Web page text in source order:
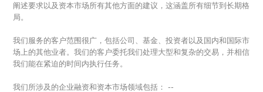
阐述要求以及资本市场所有其他方面的建议，这涵盖所有细节到长期格
局。
我们服务的客户范围很广，包括公司、基金、投资者以及国内和国际市
场上的其他业者。我们的客户委托我们处理大型和复杂的交易，并相信
我们能在紧迫的时间内执行任务。
我们所涉及的企业融资和资本市场领域包括： --